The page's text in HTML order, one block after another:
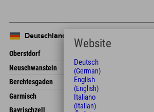
Deutschland
Oberstdorf +49 8322
An der Breitach 3
Deutschland
Neuschwanstein +49 8361
An der Riese 45
87484 Nesselwang im Allgäu
Deutschland
Berchtesgaden +49 8652
Hofreitstr. 7
83471 Schönau am Königssee
Deutschland
Garmisch +49 8821
Frickenstraße 22
Bayrischzell +49 8322
Website
Deutsch
(German)
English
(English)
Italiano
(Italian)